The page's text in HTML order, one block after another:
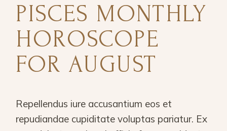
PISCES MONTHLY
HOROSCOPE
FOR AUGUST
Repellendus iure accusantium eos et
repudiandae cupiditate voluptas pariatur. Ex